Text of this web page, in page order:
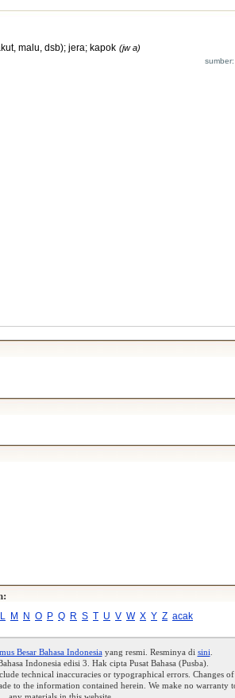
malu, dsb); jera; kapok (jw a)
L M N O P Q R S T U V W X Y Z acak
Besar Bahasa Indonesiayang resmi. Resminya di sini
Indonesia edisi 3. Hak cipta Pusat Bahasa (Pusba).
technical inaccuracies or typographical errors. Changes of
to the information contained herein. We make no warranty